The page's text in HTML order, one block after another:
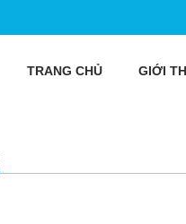
TRANG CHỦ GIỚI